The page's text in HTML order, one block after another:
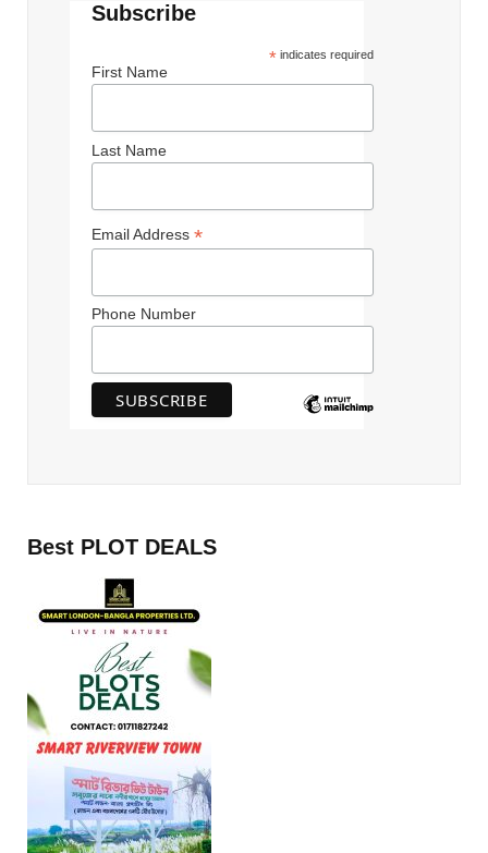
Subscribe
* indicates required
First Name
Last Name
Email Address *
Phone Number
Best PLOT DEALS